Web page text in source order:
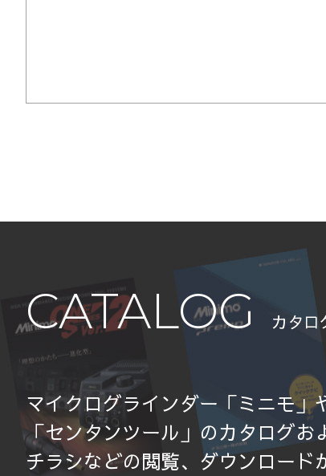
CATALOG カタロ
マイクログラインダー「ミニモ」
「センタンツール」のカタログお
チラシなどの閲覧、ダウンロード